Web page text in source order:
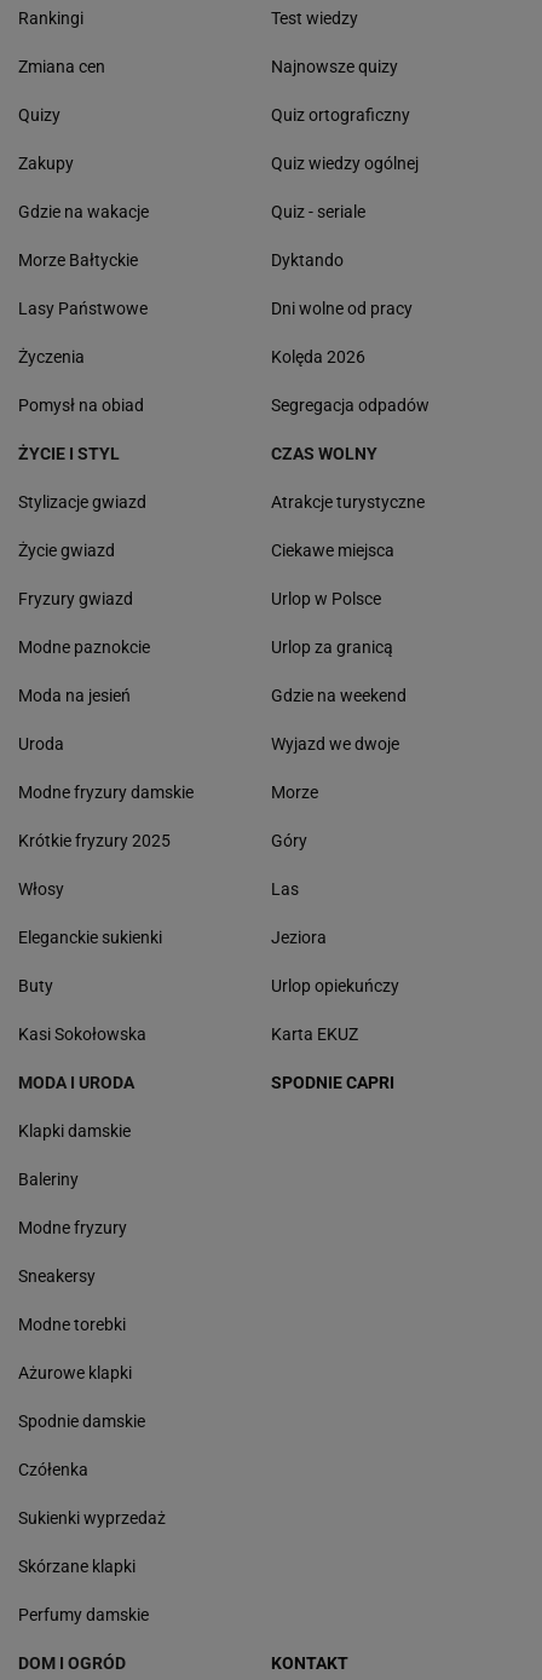
Rankingi
Zmiana cen
Quizy
Zakupy
Gdzie na wakacje
Morze Bałtyckie
Lasy Państwowe
Życzenia
Pomysł na obiad
Test wiedzy
Najnowsze quizy
Quiz ortograficzny
Quiz wiedzy ogólnej
Quiz - seriale
Dyktando
Dni wolne od pracy
Kolęda 2026
Segregacja odpadów
ŻYCIE I STYL
Stylizacje gwiazd
Życie gwiazd
Fryzury gwiazd
Modne paznokcie
Moda na jesień
Uroda
Modne fryzury damskie
Krótkie fryzury 2025
Włosy
Eleganckie sukienki
Buty
Kasi Sokołowska
CZAS WOLNY
Atrakcje turystyczne
Ciekawe miejsca
Urlop w Polsce
Urlop za granicą
Gdzie na weekend
Wyjazd we dwoje
Morze
Góry
Las
Jeziora
Urlop opiekuńczy
Karta EKUZ
MODA I URODA
Klapki damskie
Baleriny
Modne fryzury
Sneakersy
Modne torebki
Ażurowe klapki
Spodnie damskie
Czółenka
Sukienki wyprzedaż
Skórzane klapki
Perfumy damskie
SPODNIE CAPRI
DOM I OGRÓD KONTAKT